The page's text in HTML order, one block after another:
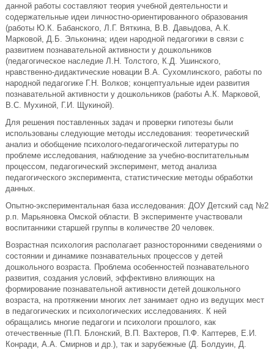
данной работы составляют теория учебной деятельности и
содержательные идеи личностно-ориентированного образования
(работы Ю.К. Бабанского, Л.Г. Вяткина, В.В. Давыдова, А.К.
Марковой, Д.Б. Эльконина; идеи народной педагогики в связи с
развитием познавательной активности у дошкольников
(педагогическое наследие Л.Н. Толстого, К.Д. Ушинского,
нравственно-дидактические новации В.А. Сухомлинского, работы по
народной педагогике Г.Н. Волков; концептуальные идеи развития
познавательной активности у дошкольников (работы А.К. Марковой,
В.С. Мухиной, Г.И. Щукиной).
Для решения поставленных задач и проверки гипотезы были
использованы следующие методы исследования: теоретический
анализ и обобщение психолого-педагогической литературы по
проблеме исследования, наблюдение за учебно-воспитательным
процессом, педагогический эксперимент, метод анализа
педагогического эксперимента, статистические методы обработки
данных.
Опытно-экспериментальная база исследования: ДОУ Детский сад №2
р.п. Марьяновка Омской области. В эксперименте участвовали
воспитанники старшей группы в количестве 20 человек.
Возрастная психология располагает разносторонними сведениями о
состоянии и динамике познавательных процессов у детей
дошкольного возраста. Проблема особенностей познавательного
развития, создания условий, эффективно влияющих на
формирование познавательной активности детей дошкольного
возраста, на протяжении многих лет занимает одно из ведущих мест
в педагогических и психологических исследованиях. К ней
обращались многие педагоги и психологи прошлого, как
отечественные (П.П. Блонский, В.П. Вахтеров, П.Ф. Каптерев, Е.И.
Конради, А.А. Смирнов и др.), так и зарубежные (Д. Болдуин, Д.